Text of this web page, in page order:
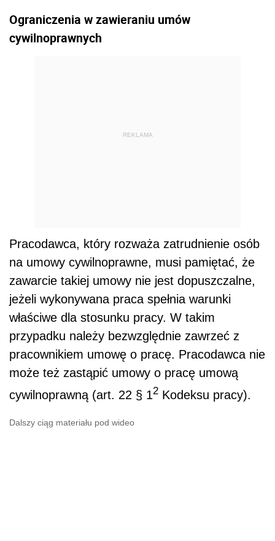
Ograniczenia w zawieraniu umów
cywilnoprawnych
REKLAMA
Pracodawca, który rozważa zatrudnienie osób
na umowy cywilnoprawne, musi pamiętać, że
zawarcie takiej umowy nie jest dopuszczalne,
jeżeli wykonywana praca spełnia warunki
właściwe dla stosunku pracy. W takim
przypadku należy bezwzględnie zawrzeć z
pracownikiem umowę o pracę. Pracodawca nie
może też zastąpić umowy o pracę umową
cywilnoprawną (art. 22 § 12 Kodeksu pracy).
Dalszy ciąg materiału pod wideo